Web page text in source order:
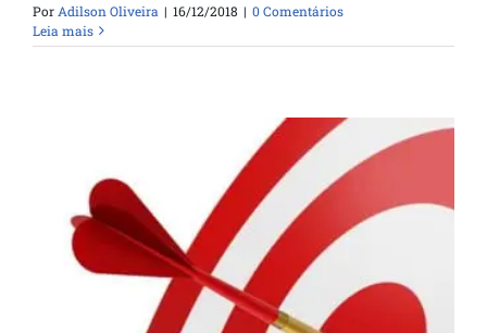
Por Adilson Oliveira | 16/12/2018 | 0 Comentários
Leia mais
Propósito da minha nova vida